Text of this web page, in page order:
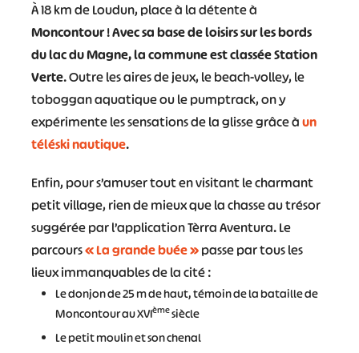
À 18 km de Loudun, place à la détente à
Moncontour!Avec sa base de loisirs sur les bords
du lac du Magne, la commune est classée Station
Verte. Outre les aires de jeux, le beach-volley, le
toboggan aquatique ou le pumptrack, on y
expérimente les sensations de la glisse grâce àun
téléski nautique.
Enfin, pour s’amuser tout en visitant le charmant
petit village, rien de mieux que la chasse au trésor
suggérée par l’application Tèrra Aventura. Le
parcours« La grande buée »passe par tous les
lieux immanquables de la cité :
Le donjon de 25 m de haut, témoin de la bataille de
Moncontour au XVIèmesiècle
Le petit moulin et son chenal